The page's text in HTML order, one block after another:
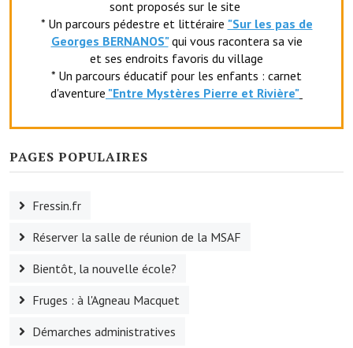
Le foyer rural
Le club de l'amitié
Le comité des fêtes
Le foyer de la Planquette
L'association des anciens sapeurs-pompiers volontaires
Village sportif
L'US Crequy Fressin
La société de chasse
sont proposés sur le site
* Un parcours pédestre et littéraire "Sur les pas de
Georges BERNANOS" qui vous racontera sa vie
et ses endroits favoris du village
* Un parcours éducatif pour les enfants : carnet
d'aventure "Entre Mystères Pierre et Rivière"
PAGES POPULAIRES
Fressin.fr
Réserver la salle de réunion de la MSAF
Bientôt, la nouvelle école?
Fruges : à l'Agneau Macquet
Démarches administratives